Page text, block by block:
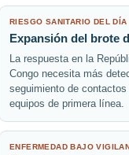
RIESGO SANITARIO DEL DÍA
Expansión del brote
La respuesta en la
Congo necesita más
seguimiento de
equipos de primera línea.
ENFERMEDAD BAJO